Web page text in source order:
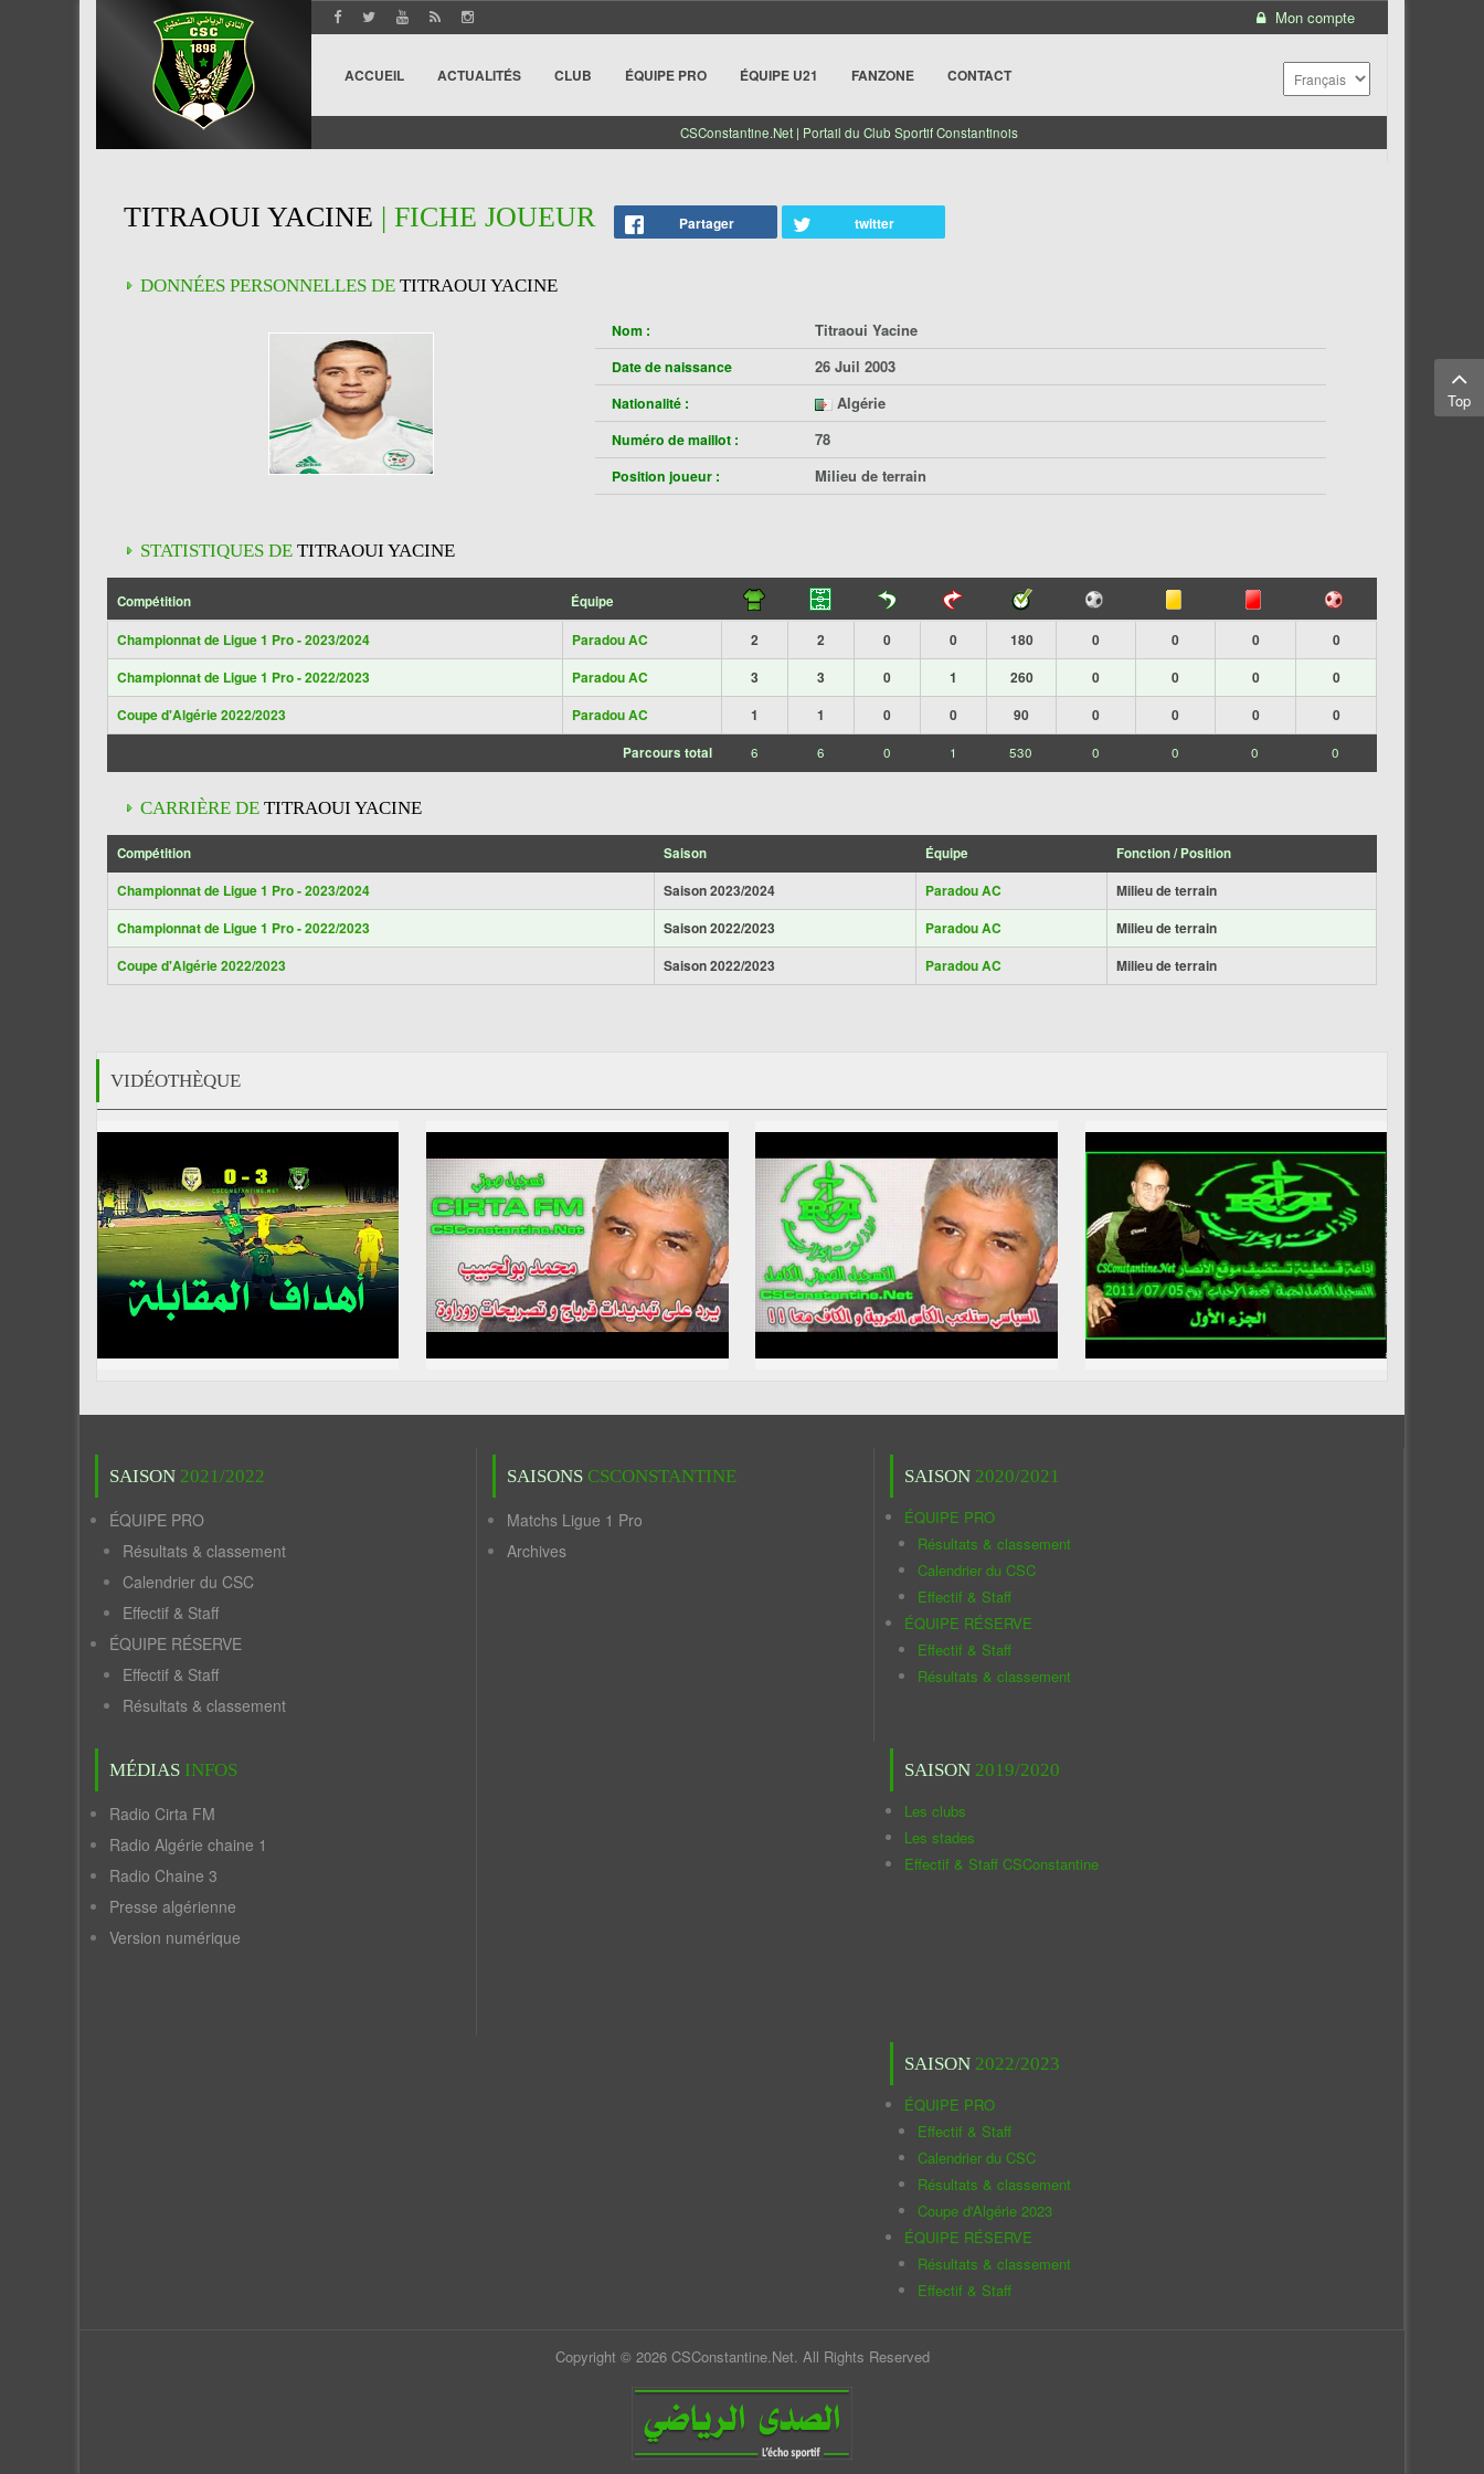
Mon compte
ACCUEIL ACTUALITÉS CLUB ÉQUIPE PRO ÉQUIPE U21 FANZONE CONTACT
CSConstantine.Net | Portail du Club Sportif Constantinois
TITRAOUI YACINE | FICHE JOUEUR Partager twitter
DONNÉES PERSONNELLES DE TITRAOUI YACINE
Nom : Titraoui Yacine
Date de naissance 26 Juil 2003
Nationalité : Algérie
Numéro de maillot : 78
Position joueur : Milieu de terrain
STATISTIQUES DE TITRAOUI YACINE
Compétition Équipe
Championnat de Ligue 1 Pro - 2023/2024 Paradou AC 2 2 0 0 180 0 0 0
0
Championnat de Ligue 1 Pro - 2022/2023
Paradou AC 3 3 0 1 260 0 0 0
0
Coupe d'Algérie 2022/2023
Paradou AC 1 1 0 0 90 0 0 0 0
Parcours total 6 6 0 1 530 0 0 0 0
CARRIÈRE DE TITRAOUI YACINE
Compétition Saison Équipe Fonction / Position
Championnat de Ligue 1 Pro - 2023/2024 Saison 2023/2024 Paradou AC
Milieu de terrain
Championnat de Ligue 1 Pro - 2022/2023
Saison 2022/2023 Paradou AC
Milieu de terrain
Coupe d'Algérie 2022/2023
Saison 2022/2023 Paradou AC Milieu de terrain
VIDÉOTHÈQUE
SAISON 2021/2022
ÉQUIPE PRO
Résultats & classement
Calendrier du CSC
Effectif & Staff
ÉQUIPE RÉSERVE
Effectif & Staff
Résultats & classement
MÉDIAS INFOS
Radio Cirta FM
Radio Algérie chaine 1
Radio Chaine 3
Presse algérienne
Version numérique
SAISONS CSCONSTANTINE
Matchs Ligue 1 Pro
Archives
SAISON 2020/2021
ÉQUIPE PRO
Résultats & classement
Calendrier du CSC
Effectif & Staff
ÉQUIPE RÉSERVE
Effectif & Staff
Résultats & classement
SAISON 2019/2020
Les clubs
Les stades
Effectif & Staff CSConstantine
SAISON 2022/2023
ÉQUIPE PRO
Effectif & Staff
Calendrier du CSC
Résultats & classement
Coupe d'Algérie 2023
ÉQUIPE RÉSERVE
Résultats & classement
Effectif & Staff
Copyright © 2026 CSConstantine.Net. All Rights Reserved
Top